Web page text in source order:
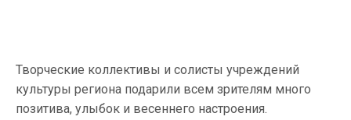
Творческие коллективы и солисты учреждений
культуры региона подарили всем зрителям много
позитива, улыбок и весеннего настроения.